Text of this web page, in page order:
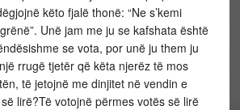
këto fjalë thonë: “Ne s’kemi
Unë jam me ju se kafshata është
se vota, por unë ju them ju
rrugë tjetër që këta njerëz të mos
të jetojnë me dinjitet në vendin e
lirë?Të votojnë përmes votës së lirë